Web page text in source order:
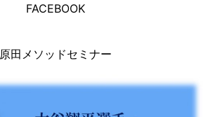
FACEBOOK
原田メソッドセミナー